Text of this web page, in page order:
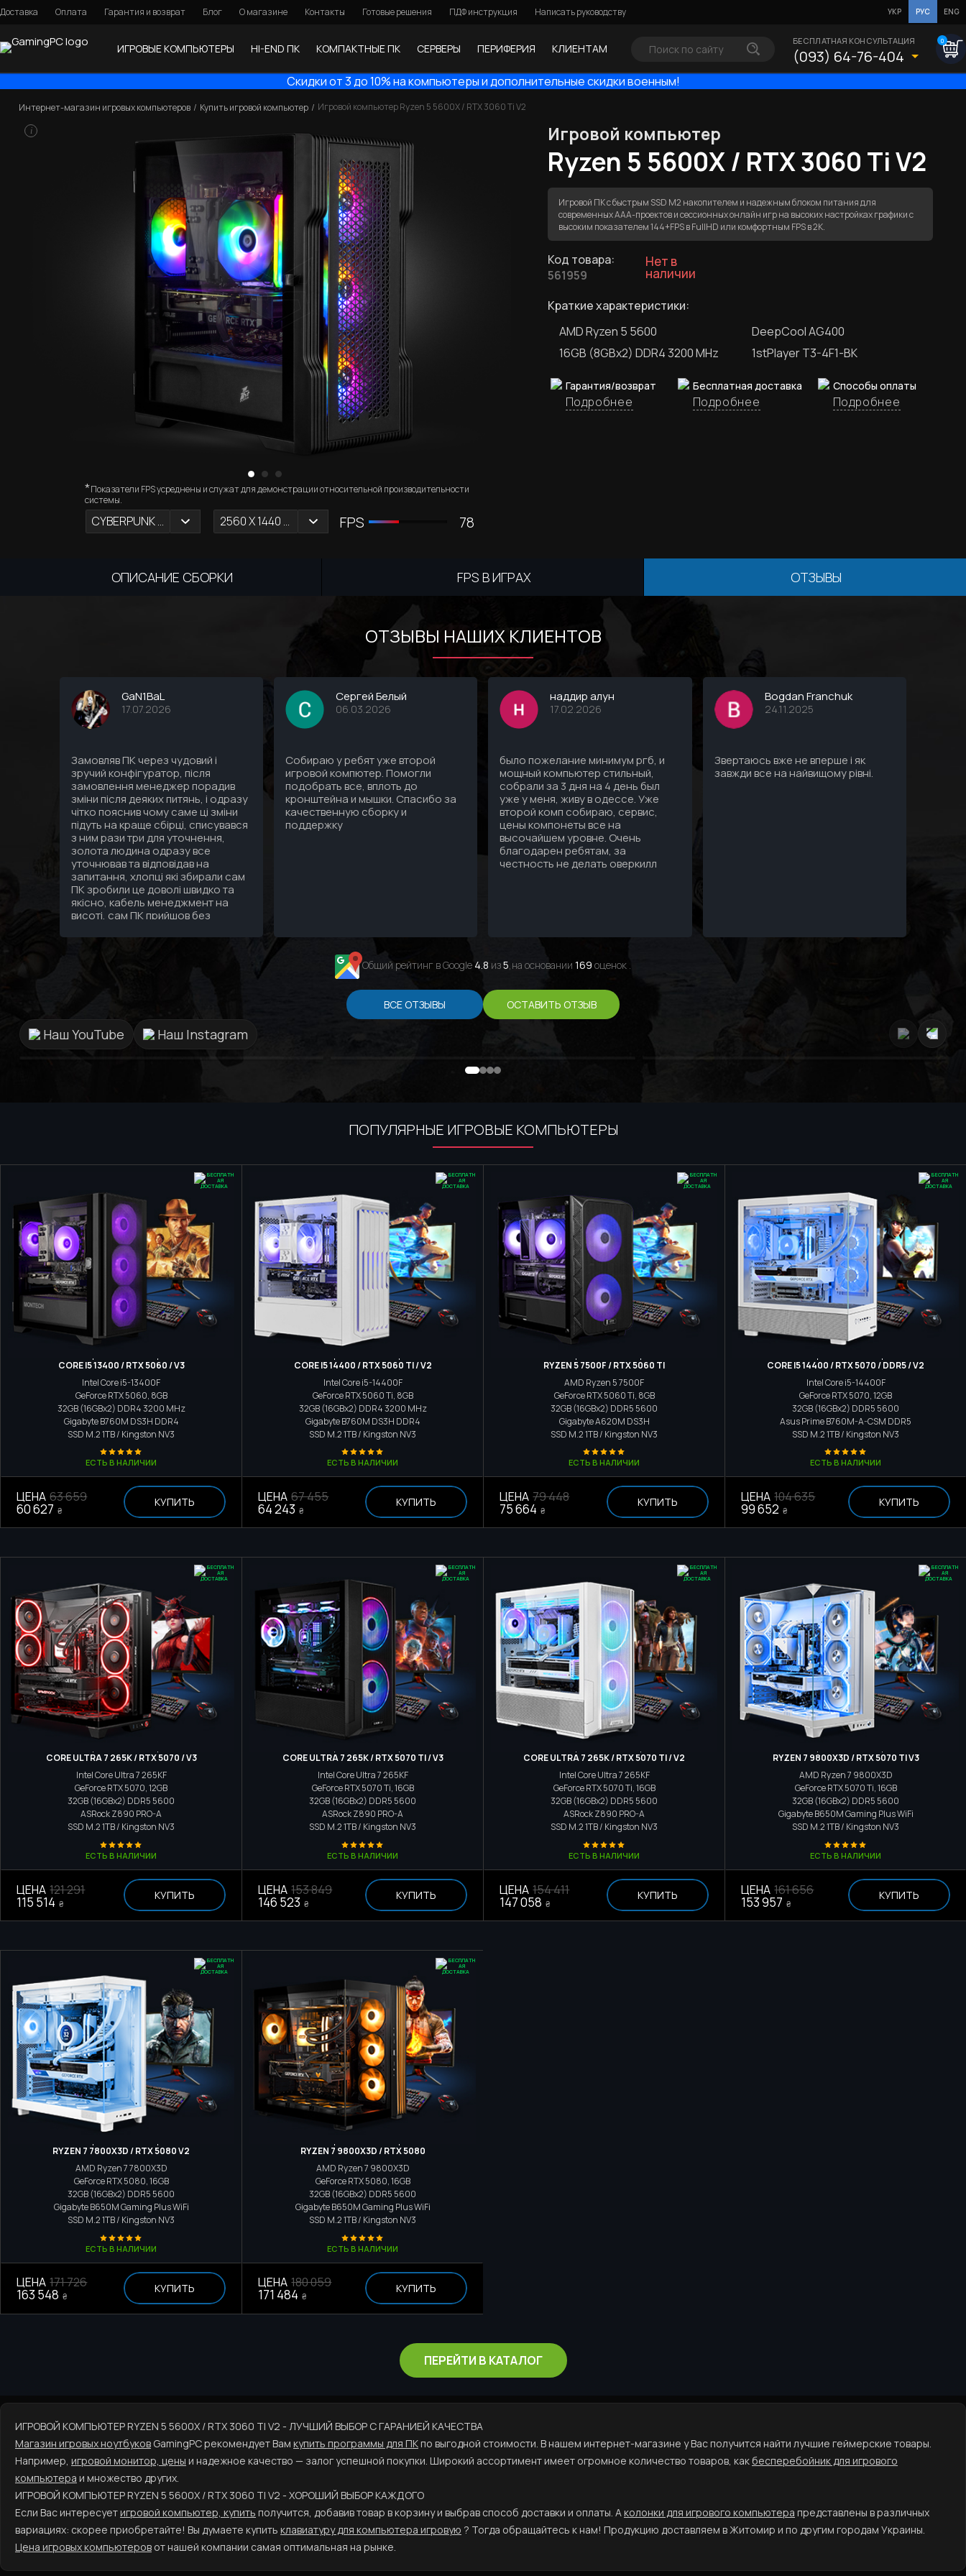
Доставка Оплата Гарантия и возврат Блог О магазине Контакты Готовые решения ПДФ инструкция Написать руководству УКР РУС ENG
ИГРОВЫЕ КОМПЬЮТЕРЫ HI-END ПК КОМПАКТНЫЕ ПК СЕРВЕРЫ ПЕРИФЕРИЯ КЛИЕНТАМ
БЕСПЛАТНАЯ КОНСУЛЬТАЦИЯ
(093) 64-76-404
0
Скидки от 3 до 10% на компьютеры и дополнительные скидки военным!
Интернет-магазин игровых компьютеров Купить игровой компьютер Игровой компьютер Ryzen 5 5600X / RTX 3060 Ti V2
i
CYBERPUNK 2077 2560 X 1440 (2К)
*Показатели FPS усреднены и служат для демонстрации относительной производительности
системы.
FPS 78
Игровой компьютер
Ryzen 5 5600X / RTX 3060 Ti V2
Игровой ПК с быстрым SSD M2 накопителем и надежным блоком питания для
современных ААА-проектов и сессионных онлайн игр на высоких настройках графики с
высоким показателем 144+FPS в FullHD или комфортным FPS в 2К.
Код товара:
561959
Нет в
наличии
Краткие характеристики:
AMD Ryzen 5 5600
16GB (8GBx2) DDR4 3200 MHz
DeepCool AG400
1stPlayer T3-4F1-BK
Гарантия/возврат
Подробнее
Бесплатная доставка
Подробнее
Способы оплаты
Подробнее
ОПИСАНИЕ СБОРКИ FPS В ИГРАХ ОТЗЫВЫ
ОТЗЫВЫ НАШИХ КЛИЕНТОВ
GaN1BaL
17.07.2026
Замовляв ПК через чудовий і
зручий конфігуратор, після
замовлення менеджер порадив
зміни після деяких питянь, і одразу
чітко пояснив чому саме ці зміни
підуть на краще сбірці, списувався
з ним рази три для уточнення,
золота людина одразу все
уточнював та відповідав на
запитання, хлопці які збирали сам
ПК зробили це доволі швидко та
якісно, кабель менеджмент на
висоті, сам ПК прийшов без
саме головне надійно, тепер я
Сергей Белый
06.03.2026
Собираю у ребят уже второй
игровой компютер. Помогли
подобрать все, вплоть до
кронштейна и мышки. Спасибо за
качественную сборку и
поддержку
наддир алун
17.02.2026
было пожелание минимум ргб, и
мощный компьютер стильный,
собрали за 3 дня на 4 день был
уже у меня, живу в одессе. Уже
второй комп собираю, сервис,
цены компонеты все на
высочайшем уровне. Очень
благодарен ребятам, за
честность не делать оверкилл
Bogdan Franchuk
24.11.2025
Звертаюсь вже не вперше і як
завжди все на найвищому рівні.
Общий рейтинг в Google 4.8 из5 ,на основании 169 оценок .
ВСЕ ОТЗЫВЫ ОСТАВИТЬ ОТЗЫВ
Наш YouTube Наш Instagram
ПОПУЛЯРНЫЕ ИГРОВЫЕ КОМПЬЮТЕРЫ
CORE I5 13400 / RTX 5060 / V3
Intel Core i5-13400F
GeForce RTX 5060, 8GB
32GB (16GBx2) DDR4 3200 MHz
Gigabyte B760M DS3H DDR4
SSD M.21TB / Kingston NV3
ЕСТЬ В НАЛИЧИИ
ЦЕНА 63 659
60 627 ₴
КУПИТЬ
CORE I5 14400 / RTX 5060 TI / V2
Intel Core i5-14400F
GeForce RTX 5060 Ti, 8GB
32GB (16GBx2) DDR4 3200 MHz
Gigabyte B760M DS3H DDR4
SSD M.21TB / Kingston NV3
ЕСТЬ В НАЛИЧИИ
ЦЕНА 67 455
64 243 ₴
КУПИТЬ
RYZEN 5 7500F / RTX 5060 TI
AMD Ryzen 5 7500F
GeForce RTX 5060 Ti, 8GB
32GB (16GBx2) DDR5 5600
Gigabyte A620M DS3H
SSD M.21TB / Kingston NV3
ЕСТЬ В НАЛИЧИИ
ЦЕНА 79 448
75 664 ₴
КУПИТЬ
CORE I5 14400 / RTX 5070 / DDR5 / V2
Intel Core i5-14400F
GeForce RTX 5070, 12GB
32GB (16GBx2) DDR5 5600
Asus Prime B760M-A-CSM DDR5
SSD M.21TB / Kingston NV3
ЕСТЬ В НАЛИЧИИ
ЦЕНА 104 635
99 652 ₴
КУПИТЬ
CORE ULTRA 7 265K / RTX 5070 / V3
Intel Core Ultra 7 265KF
GeForce RTX 5070, 12GB
32GB (16GBx2) DDR5 5600
ASRock Z890 PRO-A
SSD M.21TB / Kingston NV3
ЕСТЬ В НАЛИЧИИ
ЦЕНА 121 291
115 514 ₴
КУПИТЬ
CORE ULTRA 7 265K / RTX 5070 TI / V3
Intel Core Ultra 7 265KF
GeForce RTX 5070 Ti, 16GB
32GB (16GBx2) DDR5 5600
ASRock Z890 PRO-A
SSD M.21TB / Kingston NV3
ЕСТЬ В НАЛИЧИИ
ЦЕНА 153 849
146 523 ₴
КУПИТЬ
CORE ULTRA 7 265K / RTX 5070 TI / V2
Intel Core Ultra 7 265KF
GeForce RTX 5070 Ti, 16GB
32GB (16GBx2) DDR5 5600
ASRock Z890 PRO-A
SSD M.21TB / Kingston NV3
ЕСТЬ В НАЛИЧИИ
ЦЕНА 154 411
147 058 ₴
КУПИТЬ
RYZEN 7 9800X3D / RTX 5070 TI V3
AMD Ryzen 7 9800X3D
GeForce RTX 5070 Ti, 16GB
32GB (16GBx2) DDR5 5600
Gigabyte B650M Gaming Plus WiFi
SSD M.21TB / Kingston NV3
ЕСТЬ В НАЛИЧИИ
ЦЕНА 161 656
153 957 ₴
КУПИТЬ
RYZEN 7 7800X3D / RTX 5080 V2
AMD Ryzen 7 7800X3D
GeForce RTX 5080, 16GB
32GB (16GBx2) DDR5 5600
Gigabyte B650M Gaming Plus WiFi
SSD M.21TB / Kingston NV3
ЕСТЬ В НАЛИЧИИ
ЦЕНА 171 726
163 548 ₴
КУПИТЬ
RYZEN 7 9800X3D / RTX 5080
AMD Ryzen 7 9800X3D
GeForce RTX 5080, 16GB
32GB (16GBx2) DDR5 5600
Gigabyte B650M Gaming Plus WiFi
SSD M.21TB / Kingston NV3
ЕСТЬ В НАЛИЧИИ
ЦЕНА 180 059
171 484 ₴
КУПИТЬ
ПЕРЕЙТИ В КАТАЛОГ
ИГРОВОЙ КОМПЬЮТЕР RYZEN 5 5600X / RTX 3060 TI V2 - ЛУЧШИЙ ВЫБОР С ГАРАНИЕЙ КАЧЕСТВА
Магазин игровых ноутбуков GamingPC рекомендует Вам купить программы для ПКпо выгодной стоимости. В нашем интернет-магазине у Вас получится найти лучшие геймерские товары.
Например, игровой монитор, цены и надежное качество — залог успешной покупки. Широкий ассортимент имеет огромное количество товаров, какбесперебойник для игрового
компьютера и множество других.
ИГРОВОЙ КОМПЬЮТЕР RYZEN 5 5600X / RTX 3060 TI V2 - ХОРОШИЙ ВЫБОР КАЖДОГО
Если Вас интересуетигровой компьютер, купить получится, добавив товар в корзину и выбрав способ доставки и оплаты. Аколонки для игрового компьютера представлены в различных
вариациях: скорее приобретайте! Вы думаете купить клавиатуру для компьютера игровую ? Тогда обращайтесь к нам! Продукцию доставляем в Житомир и по другим городам Украины.
Цена игровых компьютеров от нашей компании самая оптимальная на рынке.